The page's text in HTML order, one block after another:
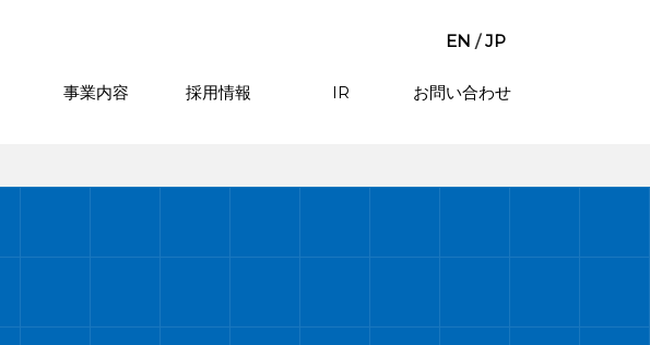
EN /JP
事業内容 採用情報 IR お問い合わせ